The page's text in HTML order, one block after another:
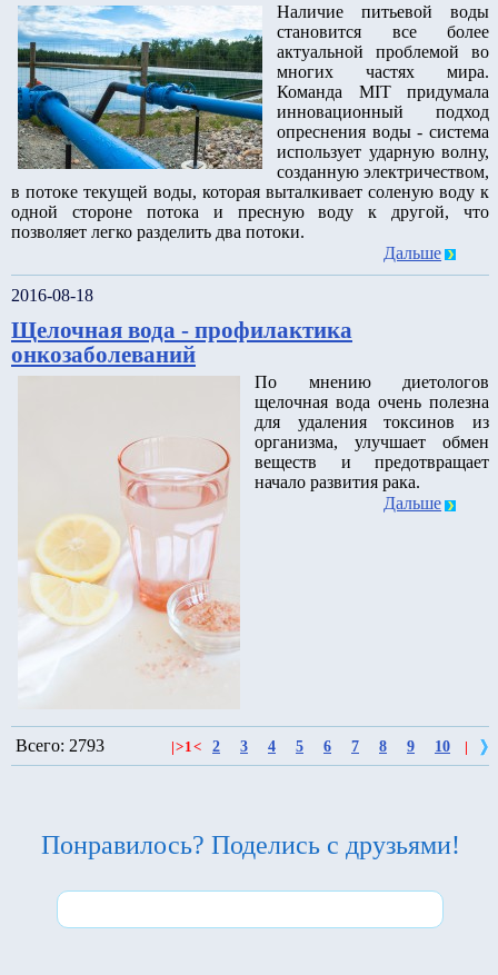
Наличие питьевой воды
становится все более
актуальной проблемой во
многих частях мира.
Команда MIT придумала
инновационный подход
опреснения воды - система
использует ударную волну,
созданную электричеством,
в потоке текущей воды, которая выталкивает соленую воду к
одной стороне потока и пресную воду к другой, что
позволяет легко разделить два потоки.
Дальше
2016-08-18
Щелочная вода - профилактика
онкозаболеваний
По мнению диетологов
щелочная вода очень полезна
для удаления токсинов из
организма, улучшает обмен
веществ и предотвращает
начало развития рака.
Дальше
Всего: 2793 >1< 2 3 4 5 6 7 8 9 10
Понравилось? Поделись с друзьями!